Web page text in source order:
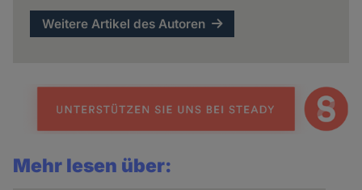
Weitere Artikel des Autoren
Mehr lesen über: